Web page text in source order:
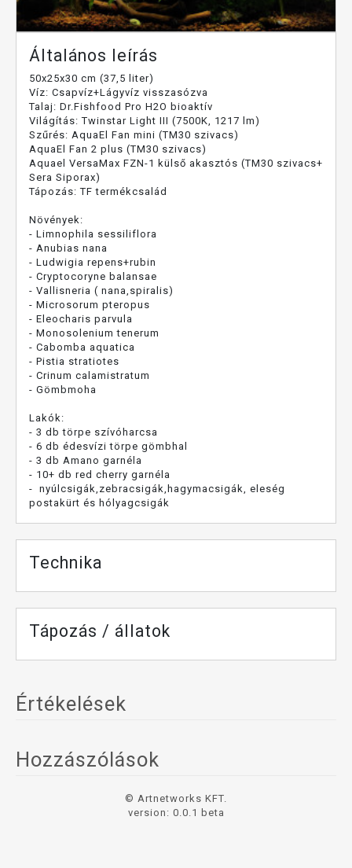
Általános leírás
50x25x30 cm (37,5 liter)
Víz: Csapvíz+Lágyvíz visszasózva
Talaj: Dr.Fishfood Pro H2O bioaktív
Világítás: Twinstar Light III (7500K, 1217 lm)
Szűrés: AquaEl Fan mini (TM30 szivacs)
AquaEl Fan 2 plus (TM30 szivacs)
Aquael VersaMax FZN-1 külső akasztós (TM30 szivacs+
Sera Siporax)
Tápozás: TF termékcsalád
Növények:
- Limnophila sessiliflora
- Anubias nana
- Ludwigia repens+rubin
- Cryptocoryne balansae
- Vallisneria ( nana,spiralis)
- Microsorum pteropus
- Eleocharis parvula
- Monosolenium tenerum
- Cabomba aquatica
- Pistia stratiotes
- Crinum calamistratum
- Gömbmoha
Lakók:
- 3 db törpe szívóharcsa
- 6 db édesvízi törpe gömbhal
- 3 db Amano garnéla
- 10+ db red cherry garnéla
- nyúlcsigák,zebracsigák,hagymacsigák, eleség
postakürt és hólyagcsigák
Technika
Tápozás / állatok
Értékelések
Hozzászólások
© Artnetworks KFT.
version: 0.0.1 beta